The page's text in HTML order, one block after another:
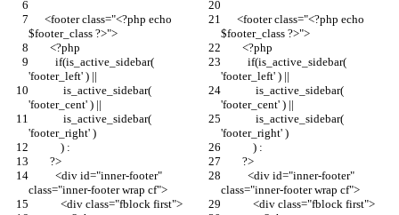
$footer_class ?>">
$footer_class ?>">
        <?php
        <?php
'footer_left' ) ||
'footer_left' ) ||
'footer_cent' ) ||
'footer_cent' ) ||
'footer_right' )
'footer_right' )
            ) :
            ) :
        ?>
        ?>
class="inner-footer wrap cf">
class="inner-footer wrap cf">
            <div class="fblock first">
            <div class="fblock first">